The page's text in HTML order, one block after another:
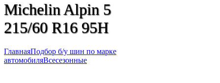
Michelin Alpin 5
215/60 R16 95H
ГлавнаяПодбор б/у шин по марке
автомобиляВсесезонные